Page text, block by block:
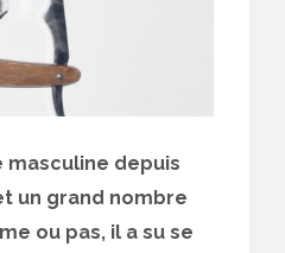
depuis
un grand nombre
ou pas, il a su se